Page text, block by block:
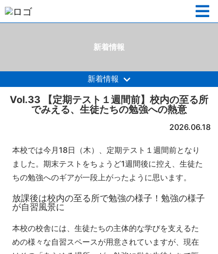
新着情報
新着情報
Vol.33 【定期テスト１週間前】校内の至る所
でみえる、生徒たちの勉強への熱意
2026.06.18
本校では今月18日（木）、定期テスト１週間前となり
ました。期末テストをちょうど1週間後に控え、生徒た
ちの勉強へのギアが一段上がったように思います。
放課後は校内の至る所で勉強の様子！勉強の様子
が自習風景に
本校の校舎には、生徒たちの主体的な学びを支えるた
めの様々な自習スペースが用意されていますが、現在